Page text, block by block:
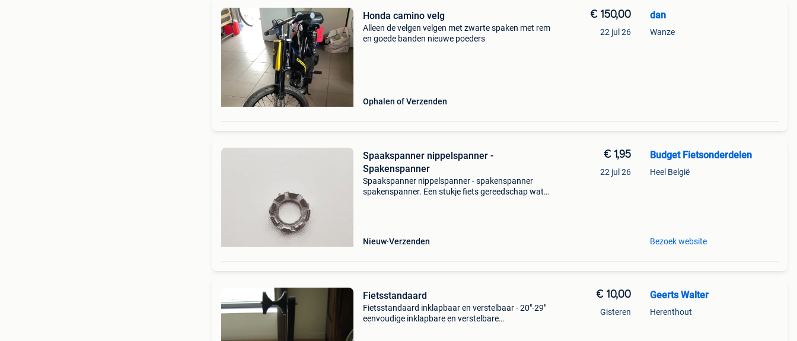
Honda camino velg
Alleen de velgen velgen met zwarte spaken met rem
en goede banden nieuwe poeders
Ophalen of Verzenden
€ 150,00
22 jul 26
dan
Wanze
Spaakspanner nippelspanner -
Spakenspanner
Spaakspanner nippelspanner - spakenspanner
spakenspanner. Een stukje fiets gereedschap wat
Nieuw Verzenden
€ 1,95
22 jul 26
Budget Fietsonderdelen
Heel België
Bezoek website
Fietsstandaard
Fietsstandaard inklapbaar en verstelbaar - 20"-29"
eenvoudige inklapbare en verstelbare
€ 10,00
Gisteren
Geerts Walter
Herenthout